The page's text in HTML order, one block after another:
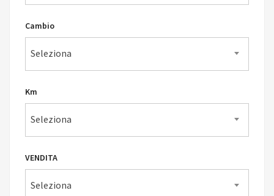
Cambio
Seleziona
Km
Seleziona
VENDITA
Seleziona